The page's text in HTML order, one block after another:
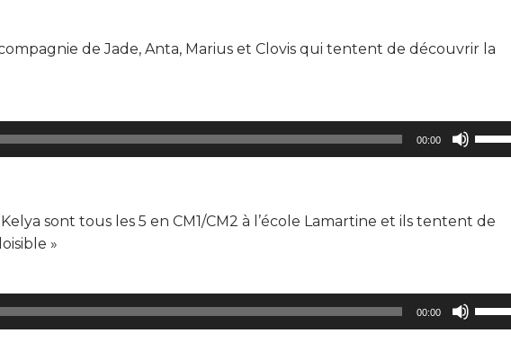
pour
le
de Jade, Anta, Marius et Clovis qui tentent de découvrir la
00:00
les
pour
le
sont tous les 5 en CM1/CM2 à l’école Lamartine et ils tentent de
»
00:00
les